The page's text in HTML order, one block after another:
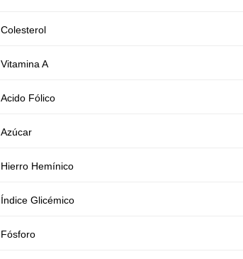
Colesterol
Vitamina A
Acido Fólico
Azúcar
Hierro Hemínico
Índice Glicémico
Fósforo